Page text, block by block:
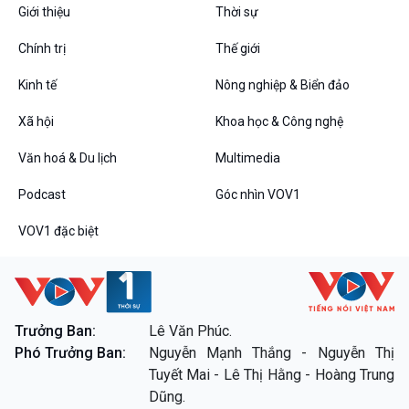
Bình luận
10 phút Sự kiện - Luận bàn
Dòng chảy sự kiện
Diễn đàn chủ nhật
Chuyện đêm
VOV1 đặc biệt
Thanh âm ký sự
Chân dung cuộc sống
Các chương trình đặc biệt
Giới thiệu Thời sự
Chính trị Thế giới
Kinh tế Nông nghiệp & Biển đảo
Xã hội Khoa học & Công nghệ
Văn hoá & Du lịch Multimedia
Podcast Góc nhìn VOV1
VOV1 đặc biệt
Trưởng Ban:
Lê Văn Phúc.
Phó Trưởng Ban:
Nguyễn Mạnh Thắng - Nguyễn Thị
Tuyết Mai - Lê Thị Hằng - Hoàng Trung
Dũng.